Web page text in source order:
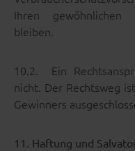
Ihren gewöhnlichen
bleiben.
10.2. Ein
nicht. Der Rechtsweg
Gewinners
11. Haftung und